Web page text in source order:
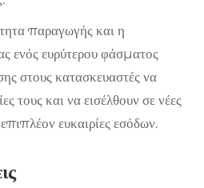
παραγωγής και η
ενός ευρύτερου φάσματος
στους κατασκευαστές να
τους και να εισέλθουν σε νέες
ευκαιρίες εσόδων.